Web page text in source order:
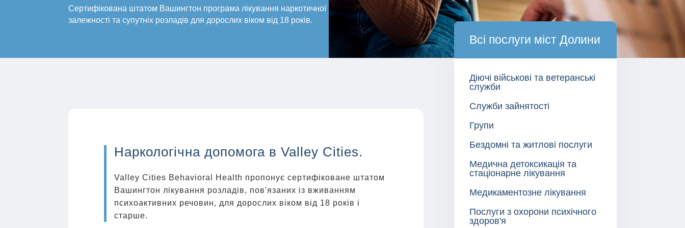
Сертифікована штатом Вашингтон програма лікування наркотичної
залежності та супутніх розладів для дорослих віком від 18 років.
Наркологічна допомога в Valley Cities.
Valley Cities Behavioral Health пропонує сертифіковане штатом
Вашингтон лікування розладів, пов'язаних із вживанням
психоактивних речовин, для дорослих віком від 18 років і
старше.
Всі послуги міст Долини
Діючі військові та ветеранські
служби
Служби зайнятості
Групи
Бездомні та житлові послуги
Медична детоксикація та
стаціонарне лікування
Медикаментозне лікування
Послуги з охорони психічного
здоров'я